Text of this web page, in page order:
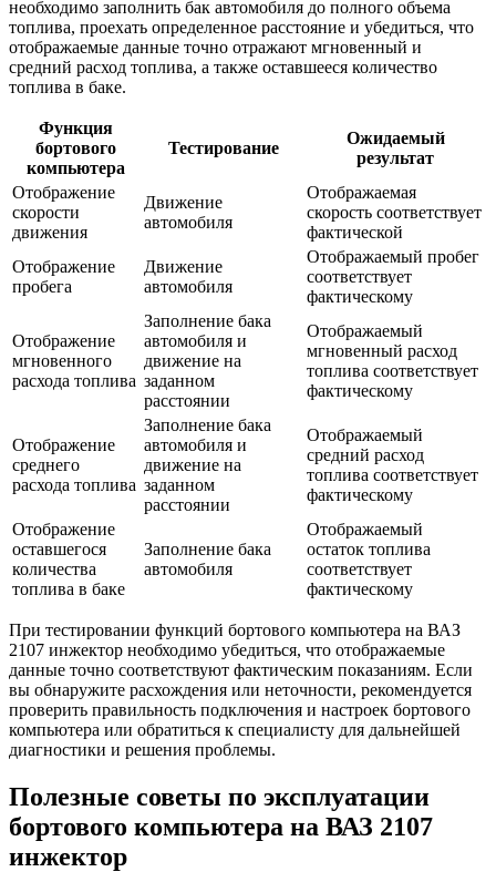
необходимо заполнить бак автомобиля до полного объема
топлива, проехать определенное расстояние и убедиться, что
отображаемые данные точно отражают мгновенный и
средний расход топлива, а также оставшееся количество
топлива в баке.
Функция
бортового
компьютера
Тестирование
Ожидаемый
результат
Отображение
скорости
движения
Движение
автомобиля
Отображаемая
скорость соответствует
фактической
Отображение
пробега
Движение
автомобиля
Отображаемый пробег
соответствует
фактическому
Отображение
мгновенного
расхода топлива
Заполнение бака
автомобиля и
движение на
заданном
расстоянии
Отображаемый
мгновенный расход
топлива соответствует
фактическому
Отображение
среднего
расхода топлива
Заполнение бака
автомобиля и
движение на
заданном
расстоянии
Отображаемый
средний расход
топлива соответствует
фактическому
Отображение
оставшегося
количества
топлива в баке
Заполнение бака
автомобиля
Отображаемый
остаток топлива
соответствует
фактическому
При тестировании функций бортового компьютера на ВАЗ
2107 инжектор необходимо убедиться, что отображаемые
данные точно соответствуют фактическим показаниям. Если
вы обнаружите расхождения или неточности, рекомендуется
проверить правильность подключения и настроек бортового
компьютера или обратиться к специалисту для дальнейшей
диагностики и решения проблемы.
Полезные советы по эксплуатации
бортового компьютера на ВАЗ 2107
инжектор